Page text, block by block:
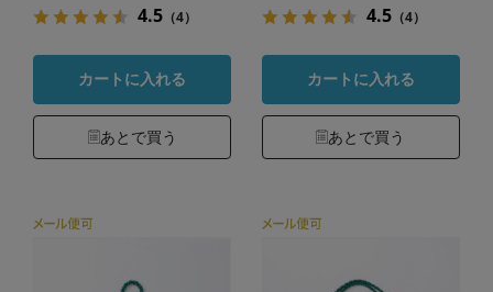
4.5（4）
カートに入れる
あとで買う
4.5（4）
カートに入れる
あとで買う